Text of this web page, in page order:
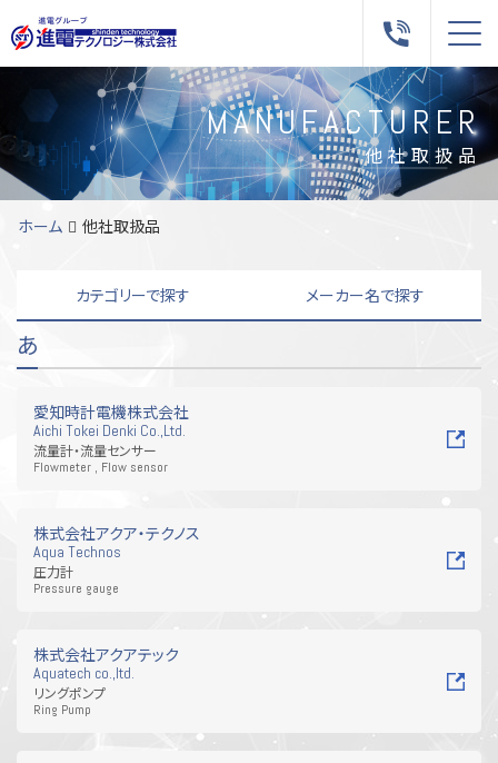
MANUFACTURER
他社取扱品
ホーム 他社取扱品
カテゴリーで探す メーカー名で探す
計測・測定・検査
ファン・ポンプ
油圧機器
動力伝達機器
配管機器
工具・資材・消耗品
し
す せ そ た ち つ て と
な
に
は の ま
る
海外メーカー
あ
愛知時計電機株式会社
Aichi Tokei Denki Co.,Ltd.
流量計・流量センサー
Flowmeter , Flow sensor
株式会社アクア・テクノス
Aqua Technos
圧力計
Pressure gauge
株式会社アクアテック
Aquatech co.,ltd.
リングポンプ
Ring Pump